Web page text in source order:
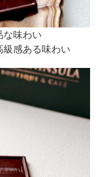
な味わい
感ある味わい